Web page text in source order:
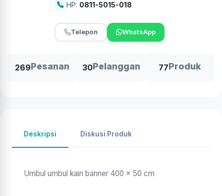
HP: 0811-5015-018
Telepon WhatsApp
269Pesanan 30Pelanggan 77Produk
Deskripsi Diskusi Produk
Umbul umbul kain banner 400 x 50 cm